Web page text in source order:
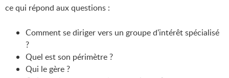
ce qui répond aux questions :
Comment se diriger vers un groupe d'intérêt spécialisé
?
Quel est son périmètre ?
Qui le gère ?